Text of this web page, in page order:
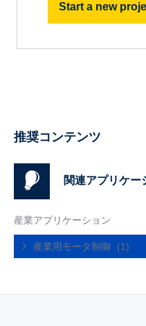
Start a new
推奨コンテンツ
関連アプリケー
産業アプリケーション
産業用モータ制御 (1)